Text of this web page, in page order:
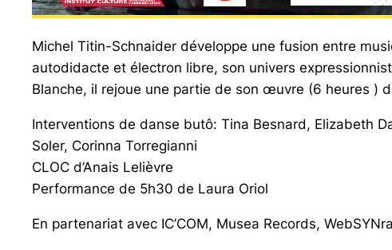
Michel Titin-Schnaider développe une fusion entre
autodidacte et électron libre, son univers
Blanche, il rejoue une partie de son œuvre (6 heures )
Interventions de danse butô: Tina Besnard, Elizabeth
Soler, Corinna Torregianni
CLOC d’Anais Lelièvre
Performance de 5h30 de Laura Oriol
En partenariat avec IC’COM, Musea Records,